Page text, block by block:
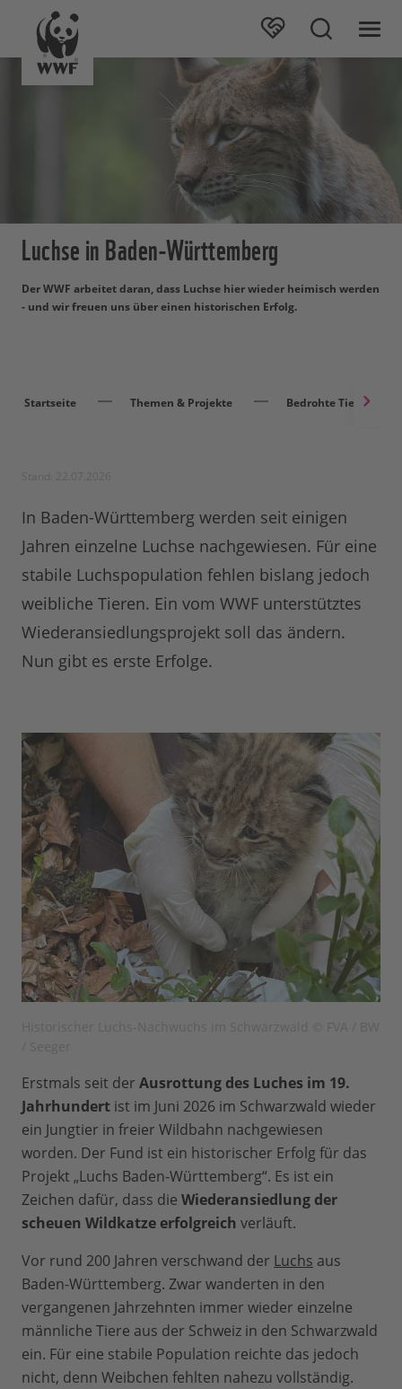
Luchse in Baden-Württemberg
Der WWF arbeitet daran, dass Luchse hier wieder heimisch werden
- und wir freuen uns über einen historischen Erfolg.
Startseite Themen & Projekte Bedrohte Tierarten
In Baden-Württemberg werden seit einigen
Jahren einzelne Luchse nachgewiesen. Für eine
stabile Luchspopulation fehlen bislang jedoch
weibliche Tieren. Ein vom WWF unterstütztes
Wiederansiedlungsprojekt soll das ändern.
Nun gibt es erste Erfolge.
Erstmals seit der Ausrottung des Luches im 19.
Jahrhundert ist im Juni 2026 im Schwarzwald wieder
ein Jungtier in freier Wildbahn nachgewiesen
worden. Der Fund ist ein historischer Erfolg für das
Projekt „Luchs Baden-Württemberg“. Es ist ein
Zeichen dafür, dass die Wiederansiedlung der
scheuen Wildkatze erfolgreich verläuft.
Vor rund 200 Jahren verschwand der Luchs aus
Baden-Württemberg. Zwar wanderten in den
vergangenen Jahrzehnten immer wieder einzelne
männliche Tiere aus der Schweiz in den Schwarzwald
ein. Für eine stabile Population reichte das jedoch
nicht, denn Weibchen fehlten nahezu vollständig.